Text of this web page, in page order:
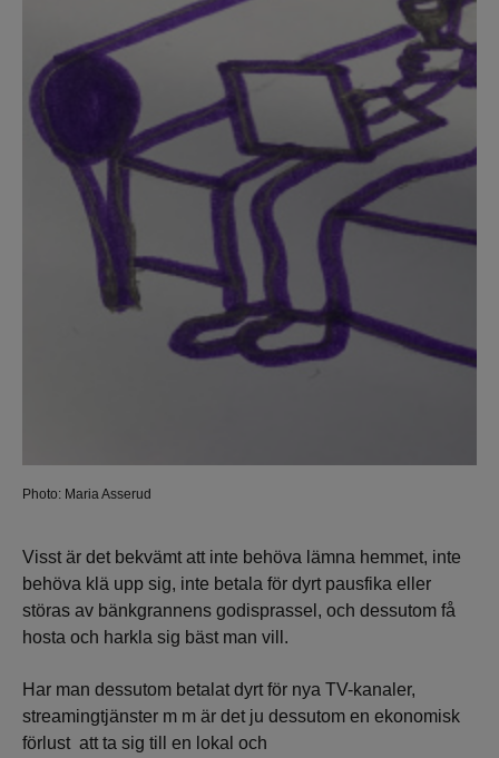
Photo: Maria Asserud
Visst är det bekvämt att inte behöva lämna hemmet, inte
behöva klä upp sig, inte betala för dyrt pausfika eller
störas av bänkgrannens godisprassel, och dessutom få
hosta och harkla sig bäst man vill.
Har man dessutom betalat dyrt för nya TV-kanaler,
streamingtjänster m m är det ju dessutom en ekonomisk
förlust att ta sig till en lokal och